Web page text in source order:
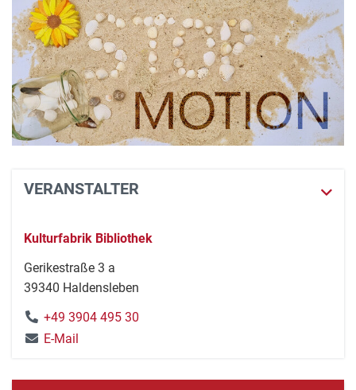
VERANSTALTER
Kulturfabrik Bibliothek
Gerikestraße 3 a
39340 Haldensleben
+49 3904 495 30
E-Mail